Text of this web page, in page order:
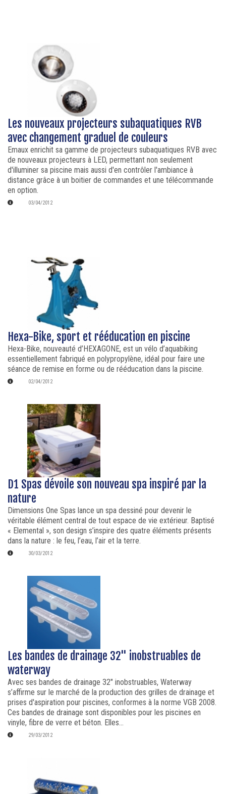
Les nouveaux projecteurs subaquatiques RVB
avec changement graduel de couleurs
Emaux enrichit sa gamme de projecteurs subaquatiques RVB avec
de nouveaux projecteurs à LED, permettant non seulement
d'illuminer sa piscine mais aussi d'en contrôler l'ambiance à
distance grâce à un boitier de commandes et une télécommande
en option.
03/04/2012
Hexa-Bike, sport et rééducation en piscine
Hexa-Bike, nouveauté d’HEXAGONE, est un vélo d’aquabiking
essentiellement fabriqué en polypropylène, idéal pour faire une
séance de remise en forme ou de rééducation dans la piscine.
02/04/2012
D1 Spas dévoile son nouveau spa inspiré par la
nature
Dimensions One Spas lance un spa dessiné pour devenir le
véritable élément central de tout espace de vie extérieur. Baptisé
« Elemental », son design s’inspire des quatre éléments présents
dans la nature : le feu, l’eau, l’air et la terre.
30/03/2012
Les bandes de drainage 32" inobstruables de
waterway
Avec ses bandes de drainage 32" inobstruables, Waterway
s’affirme sur le marché de la production des grilles de drainage et
prises d'aspiration pour piscines, conformes à la norme VGB 2008.
Ces bandes de drainage sont disponibles pour les piscines en
vinyle, fibre de verre et béton. Elles...
29/03/2012